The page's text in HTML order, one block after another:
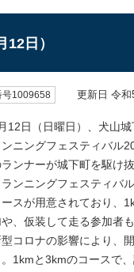
日）
号1009658 更新日 令和
12日（日曜日）、犬山城
ンニングフェスティバル
ランナーが城下町を駆け
ンニングフェスティバ
スが用意されており、
、仮装して走る参加者
コロナの影響により、
1kmと3kmのコースで